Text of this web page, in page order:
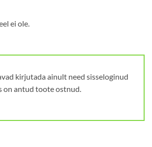
ei ole.
kirjutada ainult need sisseloginud
on antud toote ostnud.